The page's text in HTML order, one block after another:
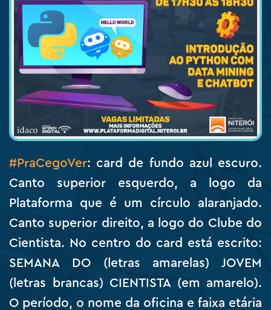
#PraCegoVer: card de fundo azul escuro.
Canto superior esquerdo, a logo da
Plataforma que é um círculo alaranjado.
Canto superior direito, a logo do Clube do
Cientista. No centro do card está escrito:
SEMANA DO (letras amarelas) JOVEM
(letras brancas) CIENTISTA (em amarelo).
O período, o nome da oficina e faixa etária